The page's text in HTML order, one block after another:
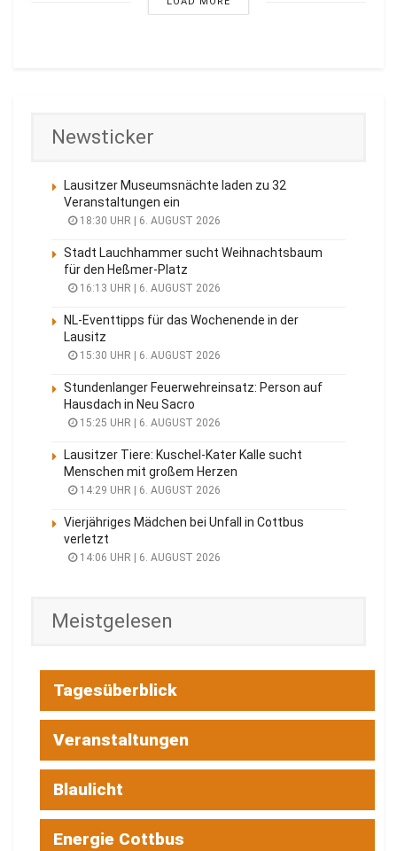
Newsticker
Lausitzer Museumsnächte laden zu 32
Veranstaltungen ein
18:30 UHR | 6. AUGUST 2026
Stadt Lauchhammer sucht Weihnachtsbaum
für den Heßmer-Platz
16:13 UHR | 6. AUGUST 2026
NL-Eventtipps für das Wochenende in der
Lausitz
15:30 UHR | 6. AUGUST 2026
Stundenlanger Feuerwehreinsatz: Person auf
Hausdach in Neu Sacro
15:25 UHR | 6. AUGUST 2026
Lausitzer Tiere: Kuschel-Kater Kalle sucht
Menschen mit großem Herzen
14:29 UHR | 6. AUGUST 2026
Vierjähriges Mädchen bei Unfall in Cottbus
verletzt
14:06 UHR | 6. AUGUST 2026
Meistgelesen
Tagesüberblick
Veranstaltungen
Blaulicht
Energie Cottbus